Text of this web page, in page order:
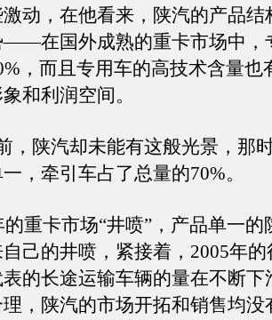
动，在他看来，陕汽的产品结
——在国外成熟的重卡市场中，
，而且专用车的高技术含量也
和利润空间。
陕汽却未能有这般光景，那
，牵引车占了总量的70%。
卡市场“井喷”，产品单一的
己的井喷，紧接着，2005年
的长途运输车辆的量在不断下
，陕汽的市场开拓和销售均没